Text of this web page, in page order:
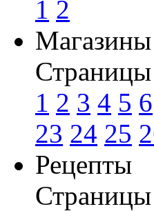
1 2
Магазины
Страницы
1 2 3 4 5 6
23 24 25
Рецепты
Страницы